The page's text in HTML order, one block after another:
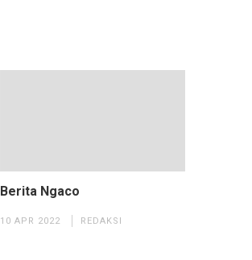
Berita Ngaco
10 APR 2022 REDAKSI